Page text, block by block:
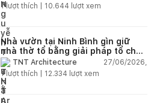
1lượt thích | 10.644 lượt xem
Nhà vườn tại Ninh Bình gìn giữ
nhà thờ tổ bằng giải pháp tổ chức
lại không gian
TNT Architecture
27/06/2026,
1lượt thích | 12.334 lượt xem